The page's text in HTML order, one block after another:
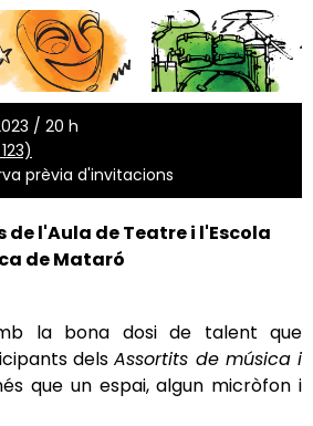
/ 20 h
prèvia d'invitacions
l'Aula de Teatre i l'Escola
de Mataró
la bona dosi de talent que
delsAssortits de música i
que un espai, algun micròfon i